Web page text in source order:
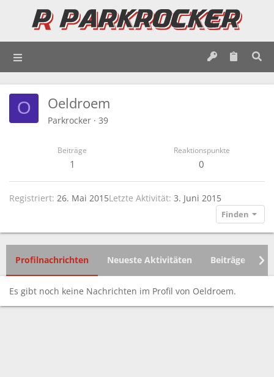
O Oeldroem
Parkrocker · 39
Beiträge
1
Reaktionspunkte
0
Registriert 26. Mai 2015Letzte Aktivität 3. Juni 2015
Finden
Profilnachrichten Neueste Aktivitäten Beiträge
Es gibt noch keine Nachrichten im Profil von Oeldroem.